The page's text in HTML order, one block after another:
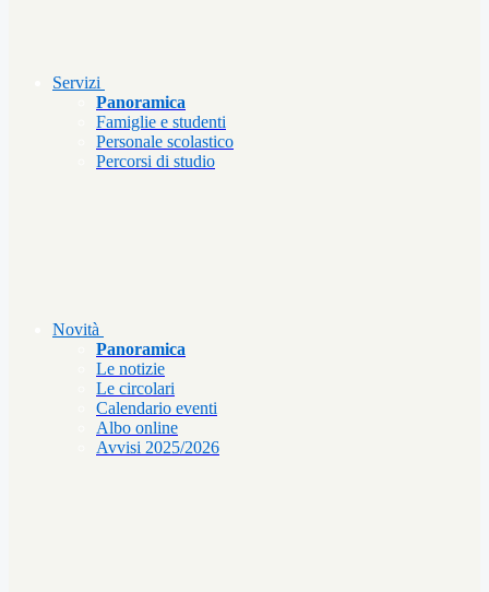
Servizi
Panoramica
Famiglie e studenti
Personale scolastico
Percorsi di studio
Novità
Panoramica
Le notizie
Le circolari
Calendario eventi
Albo online
Avvisi 2025/2026